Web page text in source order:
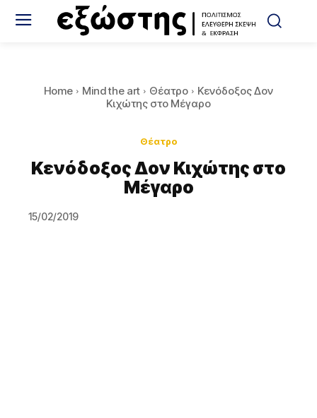
Home Mind the art Θέατρο
Κενόδοξος Δον
Κιχώτης στο Μέγαρο
Θέατρο
Κενόδοξος Δον Κιχώτης στο
Μέγαρο
15/02/2019